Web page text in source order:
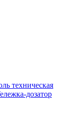
техническая
дозатор